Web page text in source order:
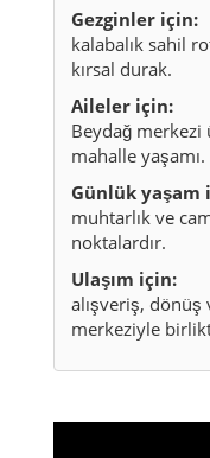
Gezginler için:
kalabalık sahil
kırsal durak.
Aileler için:
Beydağ
mahalle yaşamı.
Günlük yaşam
muhtarlık ve
noktalardır.
Ulaşım için:
alışveriş, dönüş
merkeziyle